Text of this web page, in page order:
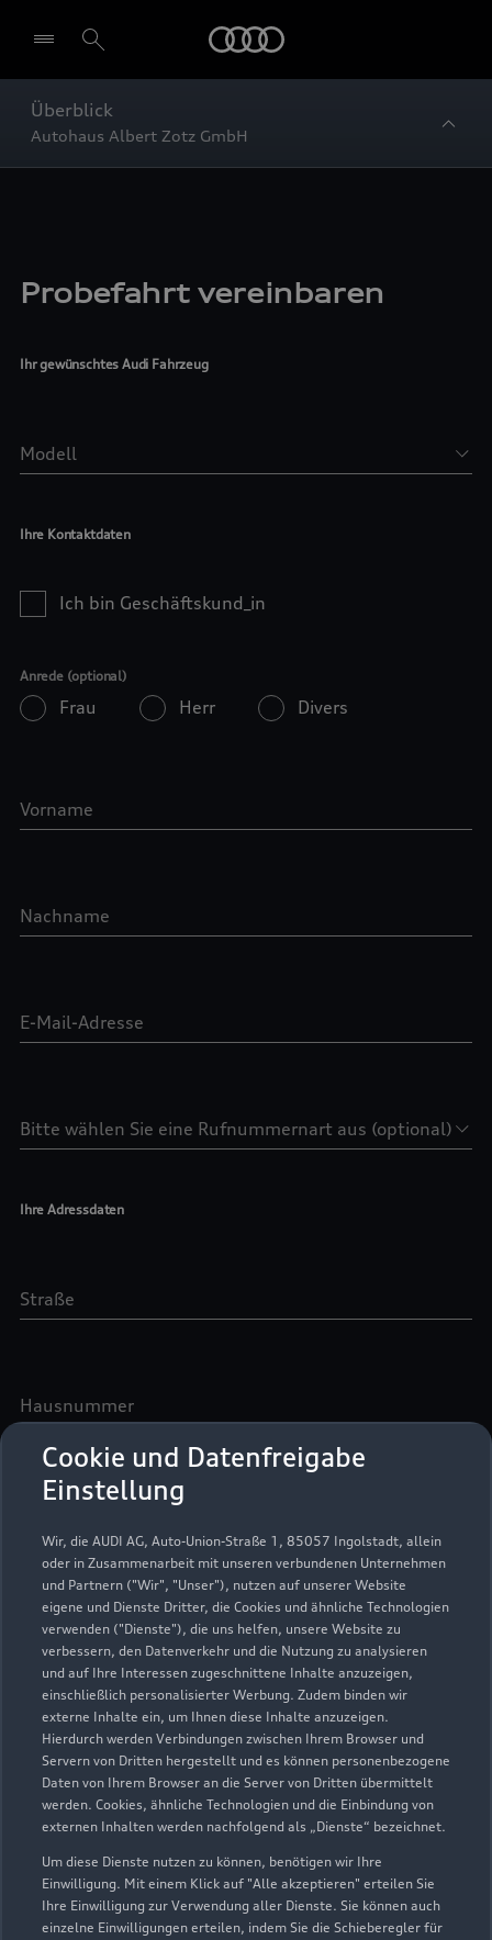
Cookie und Datenfreigabe
Einstellung
Wir, die AUDI AG, Auto-Union-Straße 1, 85057 Ingolstadt, allein
oder in Zusammenarbeit mit unseren verbundenen Unternehmen
und Partnern ("Wir", "Unser"), nutzen auf unserer Website
eigene und Dienste Dritter, die Cookies und ähnliche Technologien
verwenden ("Dienste"), die uns helfen, unsere Website zu
verbessern, den Datenverkehr und die Nutzung zu analysieren
und auf Ihre Interessen zugeschnittene Inhalte anzuzeigen,
einschließlich personalisierter Werbung. Zudem binden wir
externe Inhalte ein, um Ihnen diese Inhalte anzuzeigen.
Hierdurch werden Verbindungen zwischen Ihrem Browser und
Servern von Dritten hergestellt und es können personenbezogene
Daten von Ihrem Browser an die Server von Dritten übermittelt
werden. Cookies, ähnliche Technologien und die Einbindung von
externen Inhalten werden nachfolgend als „Dienste“ bezeichnet.
Um diese Dienste nutzen zu können, benötigen wir Ihre
Einwilligung. Mit einem Klick auf "Alle akzeptieren" erteilen Sie
Ihre Einwilligung zur Verwendung aller Dienste. Sie können auch
einzelne Einwilligungen erteilen, indem Sie die Schieberegler für
Überblick
Autohaus Albert Zotz GmbH